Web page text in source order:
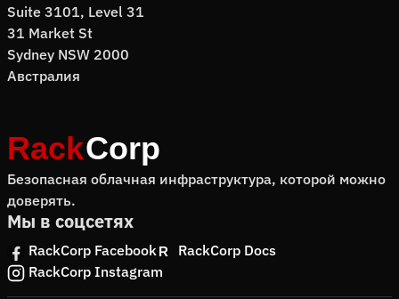
Suite 3101, Level 31
31 Market St
Sydney NSW 2000
Австралия
Безопасная облачная инфраструктура, которой можно
доверять.
Мы в соцсетях
RackCorp Facebook
RackCorp Docs
RackCorp Instagram